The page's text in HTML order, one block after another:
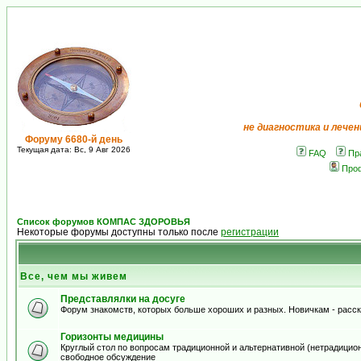
Форуму 6680-й день
Текущая дата: Вс, 9 Авг 2026
не диагностика и
FAQ
Список форумов КОМПАС ЗДОРОВЬЯ
Некоторые форумы доступны только после регистрации
Все, чем мы живем
Представлялки на досуге
Форум знакомств, которых больше хороших и разных. Новичкам -
Горизонты медицины
Круглый стол по вопросам традиционной и альтернативной
свободное обсуждение